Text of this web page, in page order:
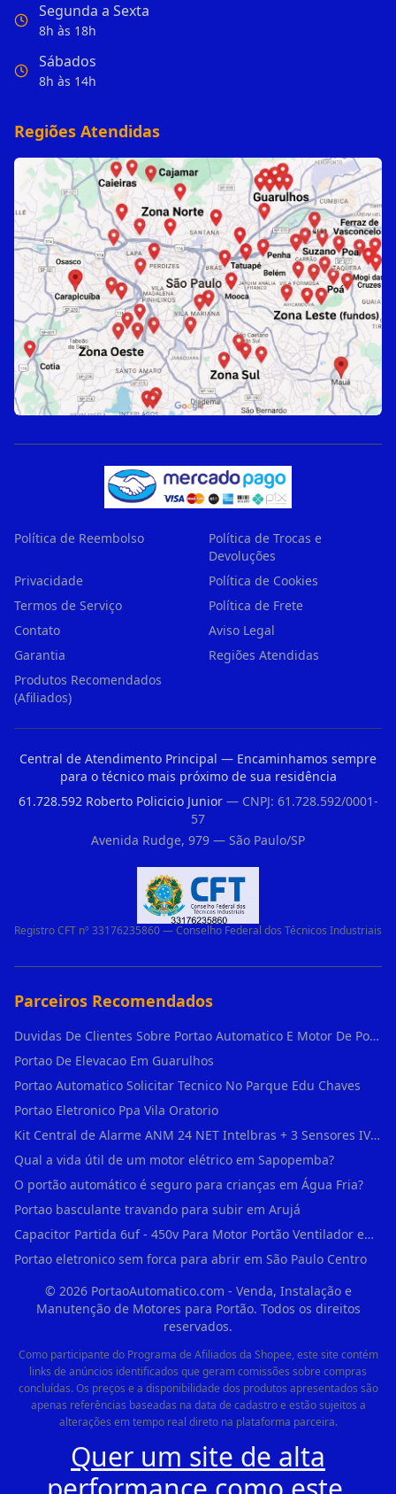
Segunda a Sexta
8h às 18h
Sábados
8h às 14h
Regiões Atendidas
Política de Reembolso
Política de Trocas e
Devoluções
Privacidade
Política de Cookies
Termos de Serviço
Política de Frete
Contato
Aviso Legal
Garantia
Regiões Atendidas
Produtos Recomendados
(Afiliados)
Central de Atendimento Principal — Encaminhamos sempre
para o técnico mais próximo de sua residência
61.728.592 Roberto Policicio Junior— CNPJ: 61.728.592/0001-
57
Avenida Rudge, 979 — São Paulo/SP
Registro CFT nº 33176235860 — Conselho Federal dos Técnicos Industriais
Parceiros Recomendados
Duvidas De Clientes Sobre Portao Automatico E Motor De Portao Motor De Portao Suspenso
Portao De Elevacao Em Guarulhos
Portao Automatico Solicitar Tecnico No Parque Edu Chaves
Portao Eletronico Ppa Vila Oratorio
Kit Central de Alarme ANM 24 NET Intelbras + 3 Sensores IVP 3000 CF + Bateria + em Vila Jacuí
Qual a vida útil de um motor elétrico em Sapopemba?
O portão automático é seguro para crianças em Água Fria?
Portao basculante travando para subir em Arujá
Capacitor Partida 6uf - 450v Para Motor Portão Ventilador em Vila Madalena
Portao eletronico sem forca para abrir em São Paulo Centro
© 2026PortaoAutomatico.com - Venda, Instalação e
Manutenção de Motores para Portão. Todos os direitos
reservados.
Como participante do Programa de Afiliados da Shopee, este site contém
links de anúncios identificados que geram comissões sobre compras
concluídas. Os preços e a disponibilidade dos produtos apresentados são
apenas referências baseadas na data de cadastro e estão sujeitos a
alterações em tempo real direto na plataforma parceira.
Quer um site de alta